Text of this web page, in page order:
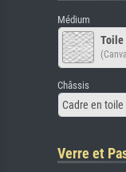
Médium
Toile
Châssis
Cadre en
Verre et